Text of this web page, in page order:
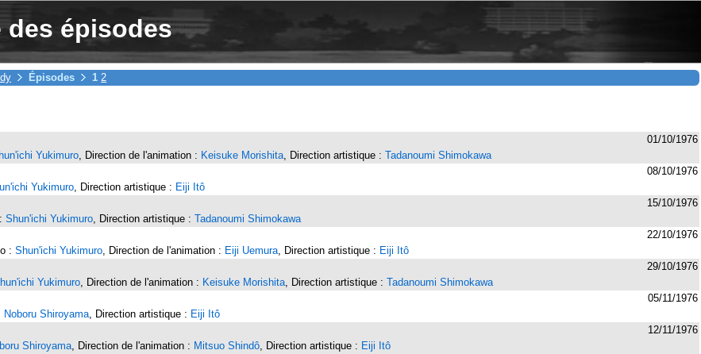
des épisodes
Épisodes 1 2
01/10/1976
Yukimuro, Direction de l'animation : Keisuke Morishita, Direction artistique : Tadanoumi Shimokawa
08/10/1976
Yukimuro, Direction artistique : Eiji Itô
15/10/1976
Shun'ichi Yukimuro, Direction artistique : Tadanoumi Shimokawa
22/10/1976
: Shun'ichi Yukimuro, Direction de l'animation : Eiji Uemura, Direction artistique : Eiji Itô
29/10/1976
Yukimuro, Direction de l'animation : Keisuke Morishita, Direction artistique : Tadanoumi Shimokawa
05/11/1976
Noboru Shiroyama, Direction artistique : Eiji Itô
12/11/1976
Shiroyama, Direction de l'animation : Mitsuo Shindô, Direction artistique : Eiji Itô